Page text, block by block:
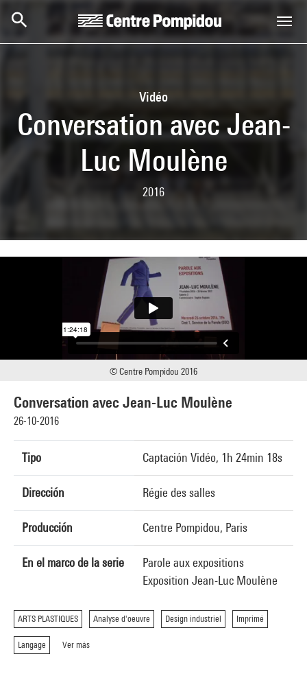
Vidéo
Conversation avec Jean-
Luc Moulène
2016
Conversation avec Jean-Luc Moulène
26-10-2016
Tipo Captación Vidéo, 1h 24min 18s
Dirección Régie des salles
Producción Centre Pompidou, Paris
En el marco de la serie
Parole aux expositions
Exposition Jean-Luc Moulène
ARTS PLASTIQUES Analyse d'oeuvre Design industriel Imprimé
Langage Ver más
© Centre Pompidou 2016